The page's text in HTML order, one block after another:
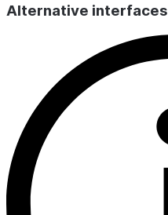
Alternative interfaces